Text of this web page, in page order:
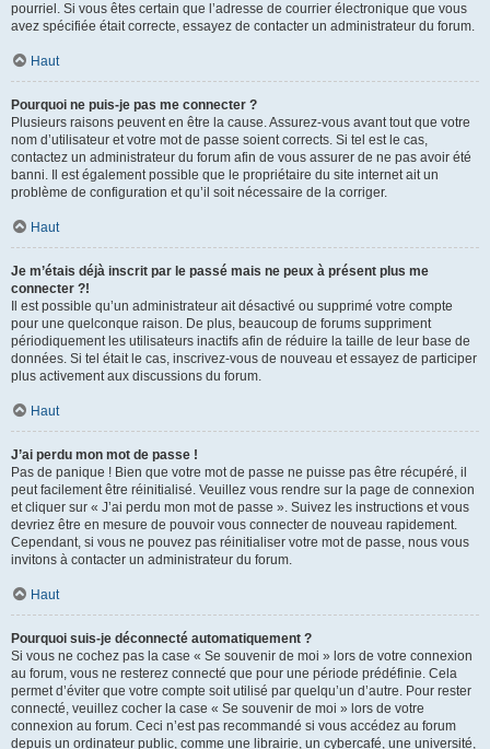
pourriel. Si vous êtes certain que l’adresse de courrier électronique que vous
avez spécifiée était correcte, essayez de contacter un administrateur du forum.
Haut
Pourquoi ne puis-je pas me connecter ?
Plusieurs raisons peuvent en être la cause. Assurez-vous avant tout que votre
nom d’utilisateur et votre mot de passe soient corrects. Si tel est le cas,
contactez un administrateur du forum afin de vous assurer de ne pas avoir été
banni. Il est également possible que le propriétaire du site internet ait un
problème de configuration et qu’il soit nécessaire de la corriger.
Haut
Je m’étais déjà inscrit par le passé mais ne peux à présent plus me
connecter ?!
Il est possible qu’un administrateur ait désactivé ou supprimé votre compte
pour une quelconque raison. De plus, beaucoup de forums suppriment
périodiquement les utilisateurs inactifs afin de réduire la taille de leur base de
données. Si tel était le cas, inscrivez-vous de nouveau et essayez de participer
plus activement aux discussions du forum.
Haut
J’ai perdu mon mot de passe !
Pas de panique ! Bien que votre mot de passe ne puisse pas être récupéré, il
peut facilement être réinitialisé. Veuillez vous rendre sur la page de connexion
et cliquer sur « J’ai perdu mon mot de passe ». Suivez les instructions et vous
devriez être en mesure de pouvoir vous connecter de nouveau rapidement.
Cependant, si vous ne pouvez pas réinitialiser votre mot de passe, nous vous
invitons à contacter un administrateur du forum.
Haut
Pourquoi suis-je déconnecté automatiquement ?
Si vous ne cochez pas la case « Se souvenir de moi » lors de votre connexion
au forum, vous ne resterez connecté que pour une période prédéfinie. Cela
permet d’éviter que votre compte soit utilisé par quelqu’un d’autre. Pour rester
connecté, veuillez cocher la case « Se souvenir de moi » lors de votre
connexion au forum. Ceci n’est pas recommandé si vous accédez au forum
depuis un ordinateur public, comme une librairie, un cybercafé, une université,